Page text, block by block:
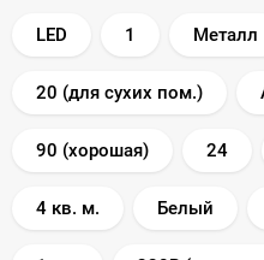
LED 1 Металл
20 (для сухих пом.)
90 (хорошая) 24
4 кв. м. Белый